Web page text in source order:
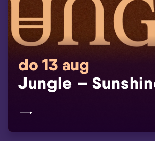
do 13 aug
Jungle –